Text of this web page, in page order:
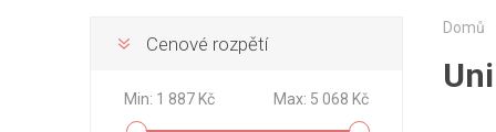
MDF
Domů
Cenové rozpětí
Min: 1 887 Kč Max: 5 068 Kč